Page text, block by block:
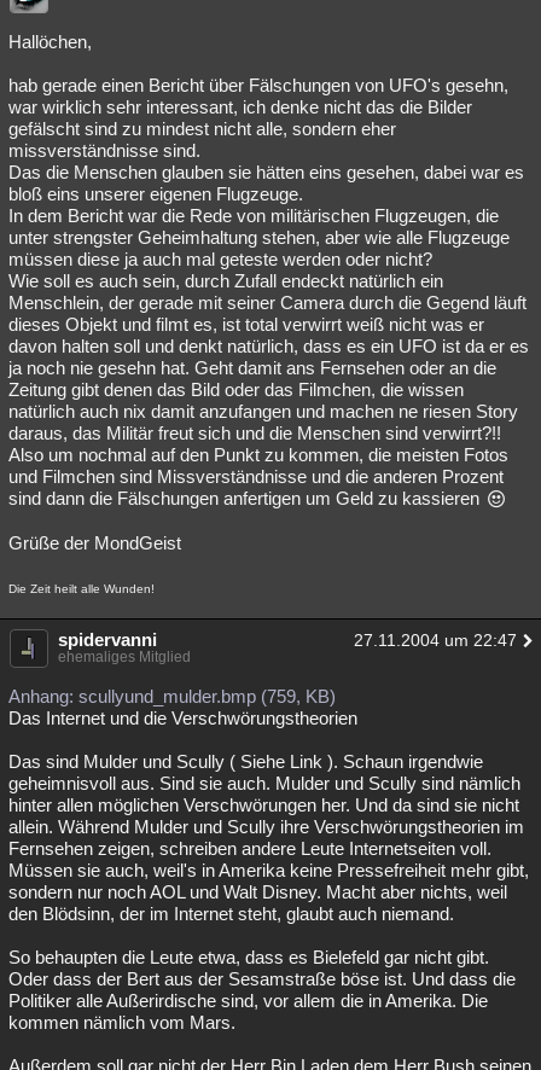
Hallöchen,
hab gerade einen Bericht über Fälschungen von UFO's gesehn,
war wirklich sehr interessant, ich denke nicht das die Bilder
gefälscht sind zu mindest nicht alle, sondern eher
missverständnisse sind.
Das die Menschen glauben sie hätten eins gesehen, dabei war es
bloß eins unserer eigenen Flugzeuge.
In dem Bericht war die Rede von militärischen Flugzeugen, die
unter strengster Geheimhaltung stehen, aber wie alle Flugzeuge
müssen diese ja auch mal geteste werden oder nicht?
Wie soll es auch sein, durch Zufall endeckt natürlich ein
Menschlein, der gerade mit seiner Camera durch die Gegend läuft
dieses Objekt und filmt es, ist total verwirrt weiß nicht was er
davon halten soll und denkt natürlich, dass es ein UFO ist da er es
ja noch nie gesehn hat. Geht damit ans Fernsehen oder an die
Zeitung gibt denen das Bild oder das Filmchen, die wissen
natürlich auch nix damit anzufangen und machen ne riesen Story
daraus, das Militär freut sich und die Menschen sind verwirrt?!!
Also um nochmal auf den Punkt zu kommen, die meisten Fotos
und Filmchen sind Missverständnisse und die anderen Prozent
sind dann die Fälschungen anfertigen um Geld zu kassieren
Grüße der MondGeist
Die Zeit heilt alle Wunden!
spidervanni 27.11.2004 um 22:47
ehemaliges Mitglied
Anhang: scullyund_mulder.bmp (759, KB)
Das Internet und die Verschwörungstheorien
Das sind Mulder und Scully ( Siehe Link ). Schaun irgendwie
geheimnisvoll aus. Sind sie auch. Mulder und Scully sind nämlich
hinter allen möglichen Verschwörungen her. Und da sind sie nicht
allein. Während Mulder und Scully ihre Verschwörungstheorien im
Fernsehen zeigen, schreiben andere Leute Internetseiten voll.
Müssen sie auch, weil's in Amerika keine Pressefreiheit mehr gibt,
sondern nur noch AOL und Walt Disney. Macht aber nichts, weil
den Blödsinn, der im Internet steht, glaubt auch niemand.
So behaupten die Leute etwa, dass es Bielefeld gar nicht gibt.
Oder dass der Bert aus der Sesamstraße böse ist. Und dass die
Politiker alle Außerirdische sind, vor allem die in Amerika. Die
kommen nämlich vom Mars.
Außerdem soll gar nicht der Herr Bin Laden dem Herr Bush seinen